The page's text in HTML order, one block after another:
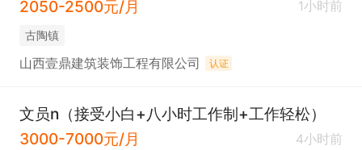
2050-2500元/月
1小时前
古陶镇
山西壹鼎建筑装饰工程有限公司 认证
文员n（接受小白+八小时工作制+工作轻松）
3000-7000元/月
4小时前